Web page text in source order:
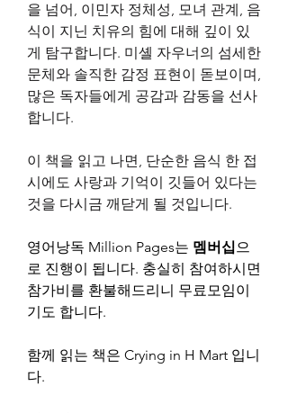
을 넘어, 이민자 정체성, 모녀 관계, 음
식이 지닌 치유의 힘에 대해 깊이 있
게 탐구합니다. 미셸 자우너의 섬세한
문체와 솔직한 감정 표현이 돋보이며,
많은 독자들에게 공감과 감동을 선사
합니다.
이 책을 읽고 나면, 단순한 음식 한 접
시에도 사랑과 기억이 깃들어 있다는
것을 다시금 깨닫게 될 것입니다.
영어낭독 Million Pages는 멤버십으
로 진행이 됩니다. 충실히 참여하시면
참가비를 환불해드리니 무료모임이
기도 합니다.
함께 읽는 책은 Crying in H Mart 입니
다.